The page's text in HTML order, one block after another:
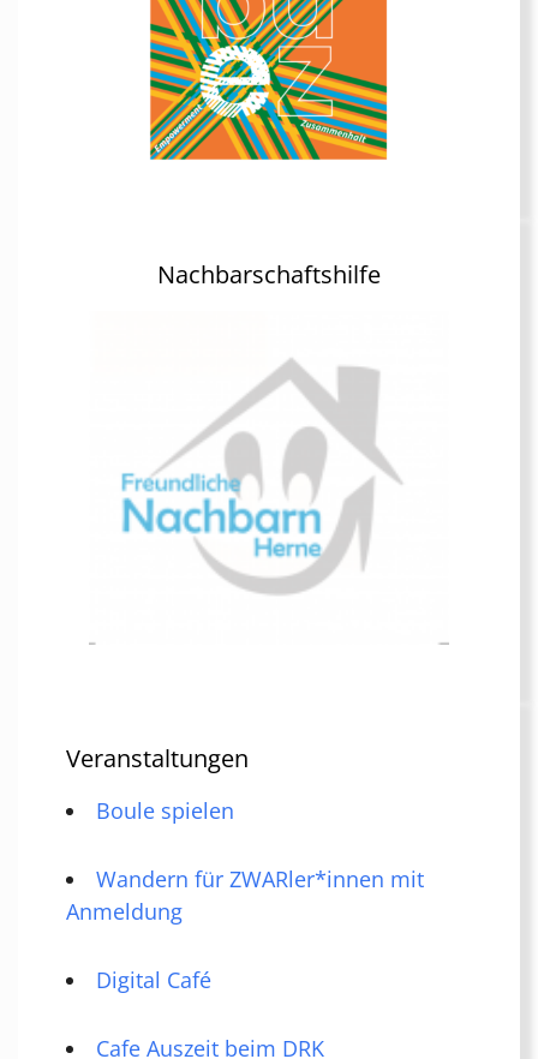
Nachbarschaftshilfe
Veranstaltungen
Boule spielen
Wandern für ZWARler*innen mit
Anmeldung
Digital Café
Cafe Auszeit beim DRK